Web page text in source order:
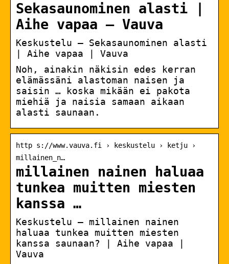
Sekasaunominen alasti |
Aihe vapaa – Vauva
Keskustelu – Sekasaunominen alasti
| Aihe vapaa | Vauva
Noh, ainakin näkisin edes kerran
elämässäni alastoman naisen ja
saisin … koska mikään ei pakota
miehiä ja naisia samaan aikaan
alasti saunaan.
http s://www.vauva.fi › keskustelu › ketju ›
millainen_n…
millainen nainen haluaa
tunkea muitten miesten
kanssa …
Keskustelu – millainen nainen
haluaa tunkea muitten miesten
kanssa saunaan? | Aihe vapaa |
Vauva